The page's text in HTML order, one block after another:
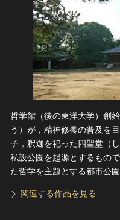
動画で見る無形の文化財
文化遺産データベース
国指定文化財等データベース
哲学館（後の東洋大学）創
う）が，精神修養の普及を
子，釈迦を祀った四聖堂（
私設公園を起源とするもの
た哲学を主題とする都市公園
関連する作品を見る